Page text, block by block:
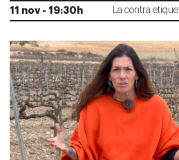
11 nov - 19:30 h